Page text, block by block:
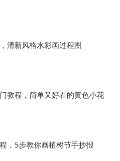
清新风格水彩画过程图
教程，简单又好看的黄色小花
，5步教你画植树节手抄报